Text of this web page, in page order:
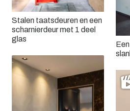
Stalen taatsdeuren en een
scharnierdeur met 1 deel
glas